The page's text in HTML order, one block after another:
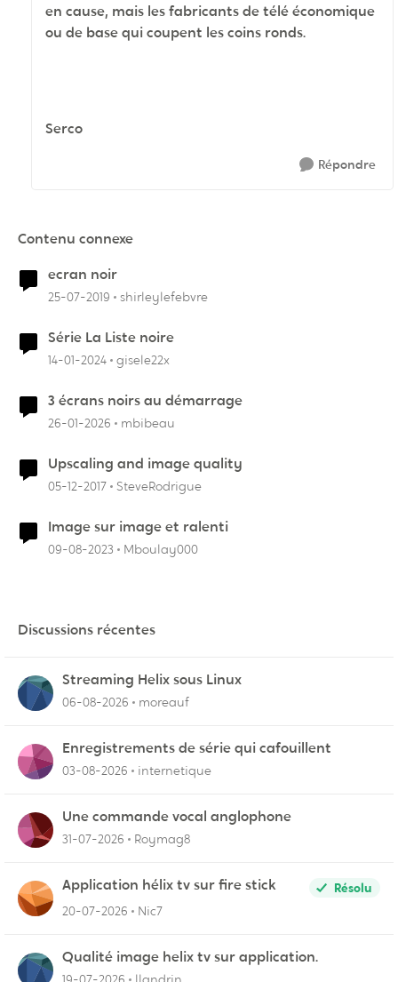
en cause, mais les fabricants de télé économique
ou de base qui coupent les coins ronds.
Serco
Répondre
Contenu connexe
ecran noir
25-07-2019 shirleylefebvre
Série La Liste noire
14-01-2024 gisele22x
3 écrans noirs au démarrage
26-01-2026 mbibeau
Upscaling and image quality
05-12-2017 SteveRodrigue
Image sur image et ralenti
09-08-2023 Mboulay000
Discussions récentes
Streaming Helix sous Linux
06-08-2026 moreauf
Enregistrements de série qui cafouillent
03-08-2026 internetique
Une commande vocal anglophone
31-07-2026 Roymag8
Application hélix tv sur fire stick
Résolu
20-07-2026
Nic7
Qualité image helix tv sur application.